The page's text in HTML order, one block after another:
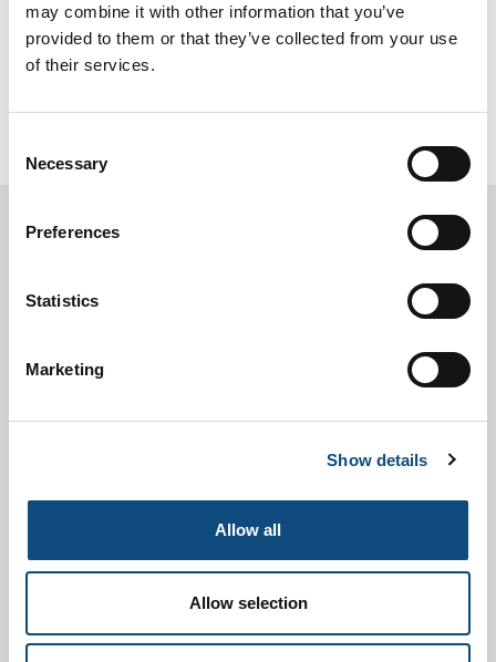
may combine it with other information that you’ve
provided to them or that they’ve collected from your use
of their services.
Selection
Necessary
Preferences
Statistics
Marketing
Show details
Allow all
Allow selection
Comparer ( 0)